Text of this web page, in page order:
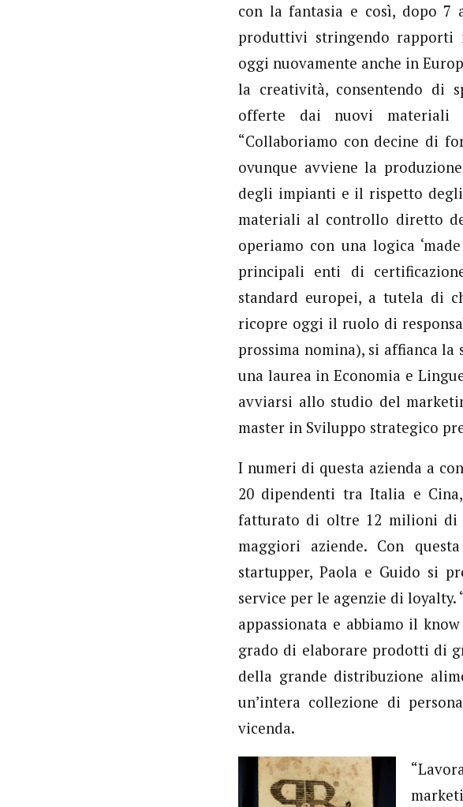
con la fantasia e così, dopo 7
produttivi stringendo rapporti
oggi nuovamente anche in
la creatività, consentendo di
offerte dai nuovi
“Collaboriamo con decine di
ovunque avviene la
degli impianti e il rispetto degli
materiali al controllo diretto
operiamo con una logica
principali enti di
standard europei, a tutela di
ricopre oggi il ruolo di
prossima nomina), si affianca la
una laurea in Economia e
avviarsi allo studio del
master in Sviluppo strategico
I numeri di questa azienda a
20 dipendenti tra Italia e
fatturato di oltre 12 milioni di
maggiori aziende. Con
startupper, Paola e Guido si
service per le agenzie di
appassionata e abbiamo il
grado di elaborare prodotti di
della grande distribuzione
un’intera collezione di
vicenda.